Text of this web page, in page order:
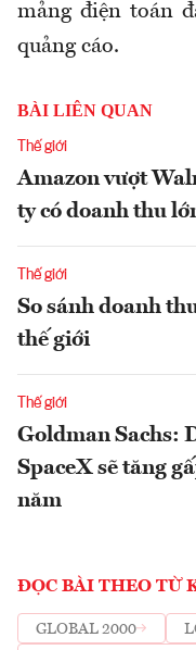
mảng điện toán
quảng cáo.
BÀI LIÊN QUAN
Thế giới
Amazon vượt
ty có doanh thu
Thế giới
So sánh doanh
thế giới
Thế giới
Goldman Sachs:
SpaceX sẽ tăng
năm
ĐỌC BÀI THEO TỪ
GLOBAL 2000